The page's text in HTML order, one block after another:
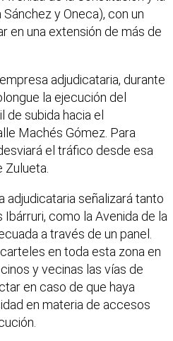
y Oneca), con un
en una extensión de más de
adjudicataria, durante
la ejecución del
subida hacia el
Machés Gómez. Para
el tráfico desde esa
Zulueta.
adjudicataria señalizará tanto
como la Avenida de la
a través de un panel.
en toda esta zona en
y vecinas las vías de
en caso de que haya
en materia de accesos